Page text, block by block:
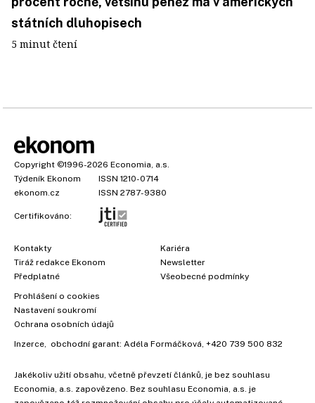
státních dluhopisech
5 minut čtení
Copyright ©1996-2026 Economia, a.s.
Týdeník Ekonom
ISSN 1210-0714
ekonom.cz
ISSN 2787-9380
Certifikováno:
Kontakty
Tiráž redakce Ekonom
Předplatné
Kariéra
Newsletter
Všeobecné podmínky
Prohlášení o cookies
Nastavení soukromí
Ochrana osobních údajů
Inzerce , obchodní garant: Adéla Formáčková +420 739 500 832
Jakékoliv užití obsahu, včetně převzetí článků, je bez souhlasu
Economia, a.s. zapovězeno. Bez souhlasu Economia, a.s. je